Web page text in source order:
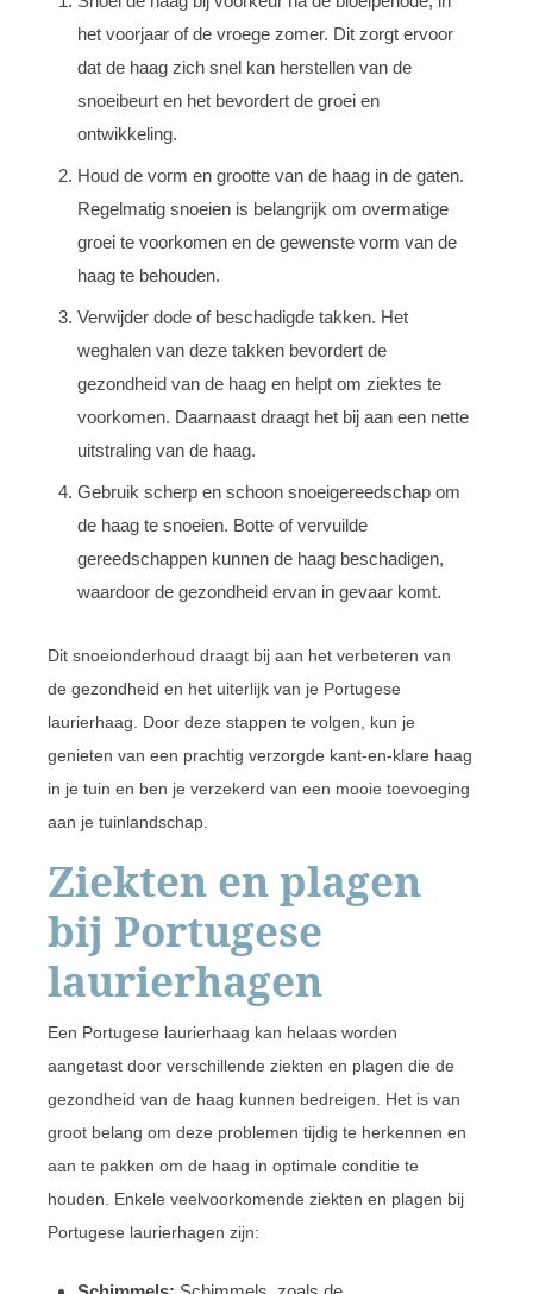
het voorjaar of de vroege zomer. Dit zorgt ervoor
dat de haag zich snel kan herstellen van de
snoeibeurt en het bevordert de groei en
ontwikkeling.
Houd de vorm en grootte van de haag in de gaten.
Regelmatig snoeien is belangrijk om overmatige
groei te voorkomen en de gewenste vorm van de
haag te behouden.
Verwijder dode of beschadigde takken. Het
weghalen van deze takken bevordert de
gezondheid van de haag en helpt om ziektes te
voorkomen. Daarnaast draagt het bij aan een nette
uitstraling van de haag.
Gebruik scherp en schoon snoeigereedschap om
de haag te snoeien. Botte of vervuilde
gereedschappen kunnen de haag beschadigen,
waardoor de gezondheid ervan in gevaar komt.
Dit snoeionderhoud draagt bij aan het verbeteren van
de gezondheid en het uiterlijk van je Portugese
laurierhaag. Door deze stappen te volgen, kun je
genieten van een prachtig verzorgde kant-en-klare haag
in je tuin en ben je verzekerd van een mooie toevoeging
aan je tuinlandschap.
Ziekten en plagen
bij Portugese
laurierhagen
Een Portugese laurierhaag kan helaas worden
aangetast door verschillende ziekten en plagen die de
gezondheid van de haag kunnen bedreigen. Het is van
groot belang om deze problemen tijdig te herkennen en
aan te pakken om de haag in optimale conditie te
houden. Enkele veelvoorkomende ziekten en plagen bij
Portugese laurierhagen zijn: